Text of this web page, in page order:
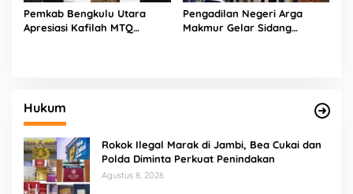
Pemkab Bengkulu Utara
Apresiasi Kafilah MTQ
Pengadilan Negeri Arga
Makmur Gelar Sidang
Hukum
Rokok Ilegal Marak di Jambi, Bea Cukai dan
Polda Diminta Perkuat Penindakan
Agustus 8, 2026